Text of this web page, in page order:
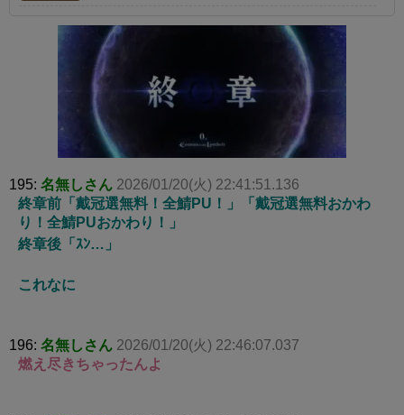
195: 名無しさん 2026/01/20(火) 22:41:51.136
終章前「戴冠選無料！全鯖PU！」「戴冠選無料おかわ
り！全鯖PUおかわり！」
終章後「ｽﾝ…」
これなに
196: 名無しさん 2026/01/20(火) 22:46:07.037
燃え尽きちゃったんよ